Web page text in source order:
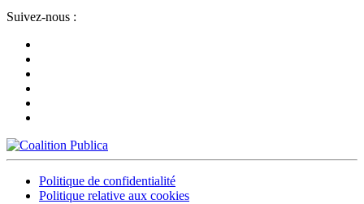
Suivez-nous :
Politique de confidentialité
Politique relative aux cookies